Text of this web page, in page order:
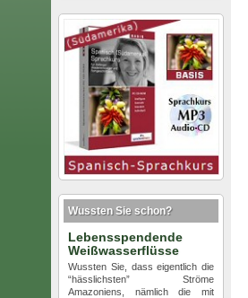
Wussten Sie schon?
Lebensspendende
Weißwasserflüsse
Wussten Sie, dass eigentlich die
“hässlichsten” Ströme
Amazoniens, nämlich die mit